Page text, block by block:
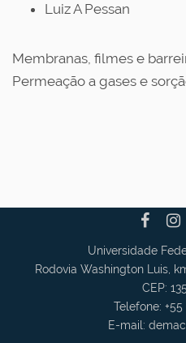
Luiz A Pessan
Membranas, filmes e
Permeação a gases e
Universidade
Rodovia Washington Luis,
CEP:
Telefone: +55
E-mail: